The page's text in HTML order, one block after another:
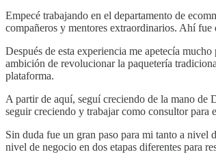
Empecé trabajando en el departamento de
compañeros y mentores extraordinarios. Ahí
Después de esta experiencia me apetecía
ambición de revolucionar la paquetería
plataforma.
A partir de aquí, seguí creciendo de la mano
seguir creciendo y trabajar como consultor
Sin duda fue un gran paso para mi tanto a nivel
nivel de negocio en dos etapas diferentes para